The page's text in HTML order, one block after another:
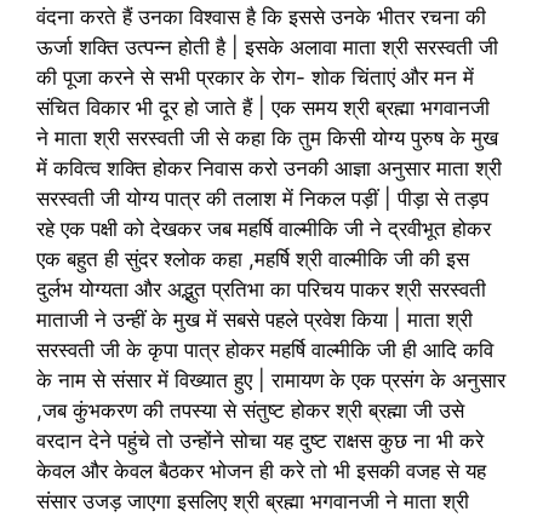
वंदना करते हैं उनका विश्वास है कि इससे उनके भीतर रचना की
ऊर्जा शक्ति उत्पन्न होती है | इसके अलावा माता श्री सरस्वती जी
की पूजा करने से सभी प्रकार के रोग- शोक चिंताएं और मन में
संचित विकार भी दूर हो जाते हैं | एक समय श्री ब्रह्मा भगवानजी
ने माता श्री सरस्वती जी से कहा कि तुम किसी योग्य पुरुष के मुख
में कवित्व शक्ति होकर निवास करो उनकी आज्ञा अनुसार माता श्री
सरस्वती जी योग्य पात्र की तलाश में निकल पड़ीं | पीड़ा से तड़प
रहे एक पक्षी को देखकर जब महर्षि वाल्मीकि जी ने द्रवीभूत होकर
एक बहुत ही सुंदर श्लोक कहा ,महर्षि श्री वाल्मीकि जी की इस
दुर्लभ योग्यता और अद्भुत प्रतिभा का परिचय पाकर श्री सरस्वती
माताजी ने उन्हीं के मुख में सबसे पहले प्रवेश किया | माता श्री
सरस्वती जी के कृपा पात्र होकर महर्षि वाल्मीकि जी ही आदि कवि
के नाम से संसार में विख्यात हुए | रामायण के एक प्रसंग के अनुसार
,जब कुंभकरण की तपस्या से संतुष्ट होकर श्री ब्रह्मा जी उसे
वरदान देने पहुंचे तो उन्होंने सोचा यह दुष्ट राक्षस कुछ ना भी करे
केवल और केवल बैठकर भोजन ही करे तो भी इसकी वजह से यह
संसार उजड़ जाएगा इसलिए श्री ब्रह्मा भगवानजी ने माता श्री